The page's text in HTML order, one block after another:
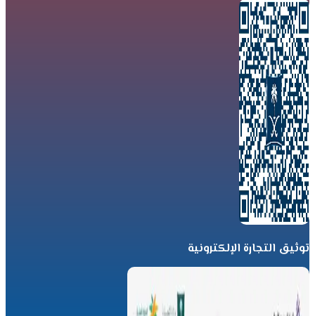
توثيق التجارة الإلكترونية